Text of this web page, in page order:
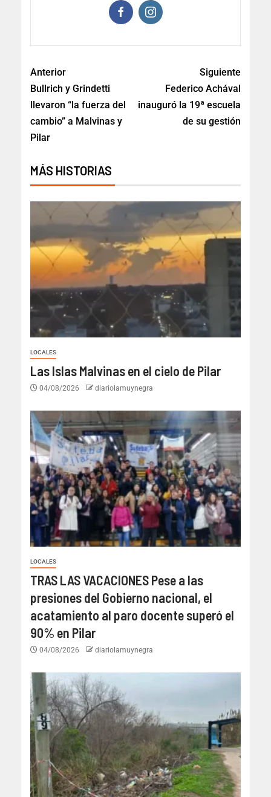
Anterior
Bullrich y Grindetti
llevaron “la fuerza del
cambio” a Malvinas y
Pilar
Siguiente
Federico Achával
inauguró la 19ª escuela
de su gestión
MÁS HISTORIAS
LOCALES
Las Islas Malvinas en el cielo de Pilar
04/08/2026 diariolamuynegra
LOCALES
TRAS LAS VACACIONES Pese a las
presiones del Gobierno nacional, el
acatamiento al paro docente superó el
90% en Pilar
04/08/2026 diariolamuynegra